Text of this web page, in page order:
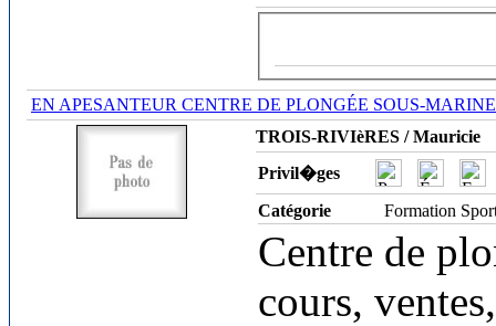
EN APESANTEUR CENTRE DE PLONGÉE SOUS-MARINE
TROIS-RIVIèRES / Mauricie
Privil�ges
Catégorie
Formation
Centre de
cours,